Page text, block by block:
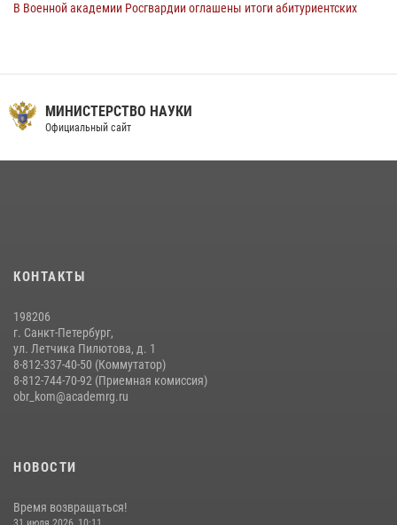
В Военной академии Росгвардии оглашены итоги абитуриентских
09 июля 2026, 11:58 9
МИНИСТЕРСТВО НАУКИ
Официальный сайт
КОНТАКТЫ
198206
г. Санкт-Петербург,
ул. Летчика Пилютова, д. 1
8-812-337-40-50 (Коммутатор)
8-812-744-70-92 (Приемная комиссия)
obr_kom@academrg.ru
НОВОСТИ
Время возвращаться!